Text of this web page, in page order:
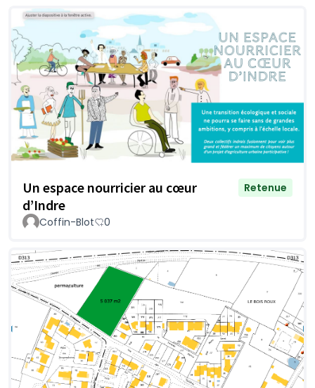
Un espace nourricier au cœur
d’Indre
Retenue
Coffin-Blot 0